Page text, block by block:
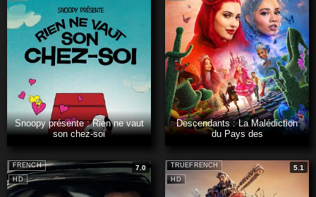
Snoopy présente : Rien ne vaut
son chez-soi
Descendants : La Malédiction
du Pays des
HD
FRENCH 7.0
HD
TRUEFRENCH 5.1